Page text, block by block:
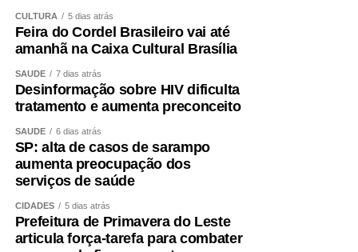
CULTURA 5 dias atrás
Feira do Cordel Brasileiro vai até
amanhã na Caixa Cultural Brasília
SAÚDE 7 dias atrás
Desinformação sobre HIV dificulta
tratamento e aumenta preconceito
SAÚDE 6 dias atrás
SP: alta de casos de sarampo
aumenta preocupação dos
serviços de saúde
CIDADES 5 dias atrás
Prefeitura de Primavera do Leste
articula força-tarefa para combater